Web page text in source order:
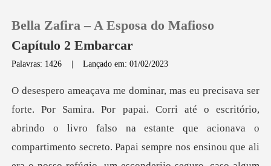
0
Loja
Bella Zafira – A Esposa do Mafioso
Capítulo 2 Embarcar
Palavras: 1426 |Lançado em: 01/02/2023
escritório,
abrindo o livro falso na estante que acionava o
compartimento secreto. Papai sempre